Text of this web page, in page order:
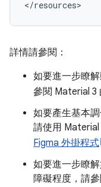
詳情請參閱：
如要進一步瞭
參閱 Material 3
如要產生基本
請使用
Figma 外掛程式
如要進一步瞭
障礙程度，請